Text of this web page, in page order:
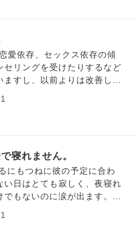
の従業員とのことらしく、
カフェで働こうとしていま
くないのにです。メイドカフ
いて、嫌だとは言われてい
た、彼氏はキャバクラやキャ
います。しかし復縁し懇願
いるのは分かります。これ
写真も全て目の前で整理し
しいのですが、上記のこと
なったりなんならこの世か
容姿を褒めたり尊敬してるこ
私は彼の他に誰も対人関係
ら、彼以外とやり取りして
のです。あと、私は愛情欠乏
を無くすことは難しいのか
愛依存、セックス依存の傾
セリングを受けたりするなど
すし、以前よりは改善した
係？で苦しくなることが多々
を好きになる
て欲しいと思うけど、でも
、もう(恋愛で)人を好きにな
寝れません。
にもつねに彼の予定に合わ
日はとても寂しく、夜寝れ
もないのに涙が出ます。愛
いと、自分は愛されていない
まいます。 現在お付